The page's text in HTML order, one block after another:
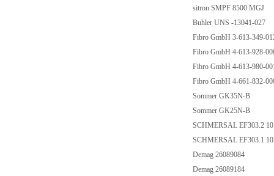
sitron SMPF 8500 MGJ
Buhler UNS -13041-027
Fibro GmbH 3-613-349-
Fibro GmbH 4-613-928-
Fibro GmbH 4-613-980-
Fibro GmbH 4-661-832-
Sommer GK35N-B
Sommer GK25N-B
SCHMERSAL EF303.2
SCHMERSAL EF303.1
Demag 26089084
Demag 26089184